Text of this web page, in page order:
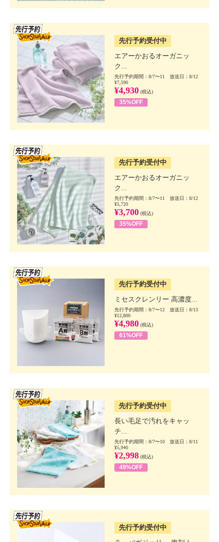
先行予約受付中
エアーかおるオーガニッ
ク...
先行予約期間：8/7〜11 放送日：8/12
¥7,590
¥4,930 (税込)
35%OFF
先行予約受付中
エアーかおるオーガニッ
ク...
先行予約期間：8/7〜11 放送日：8/12
¥5,720
¥3,700 (税込)
35%OFF
先行予約受付中
ミセスクレンリー 高濃度...
先行予約期間：8/7〜12 放送日：8/13
¥12,800
¥4,980 (税込)
61%OFF
先行予約受付中
長い毛足で汚れをキャッ
チ...
先行予約期間：8/7〜10 放送日：8/11
¥5,940
¥2,998 (税込)
49%OFF
先行予約受付中